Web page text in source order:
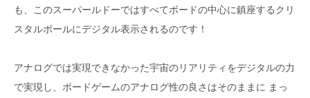
も、このスーパールドーではすべてボードの中心に鎮座するクリ
スタルボールにデジタル表示されるのです！
アナログでは実現できなかった宇宙のリアリティをデジタルの力
で実現し、ボードゲームのアナログ性の良さはそのままに まっ